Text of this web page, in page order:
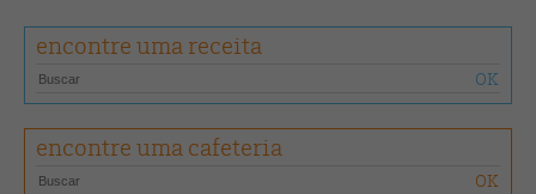
encontre uma receita
encontre uma cafeteria